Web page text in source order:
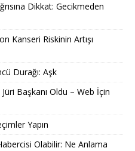
Dikkat: Gecikmeden
Kanseri Riskinin Artışı
Durağı: Aşk
Başkanı Oldu – Web İçin
Yapın
Olabilir: Ne Anlama